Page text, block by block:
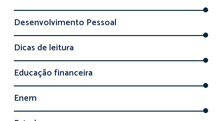
Desenvolvimento Pessoal
Dicas de leitura
Educação financeira
Enem